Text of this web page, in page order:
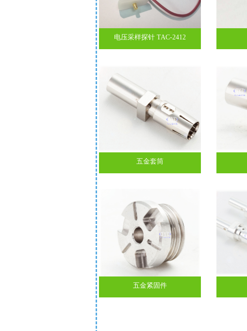
电压采样探针 TAC-2412
五金套筒
五金紧固件